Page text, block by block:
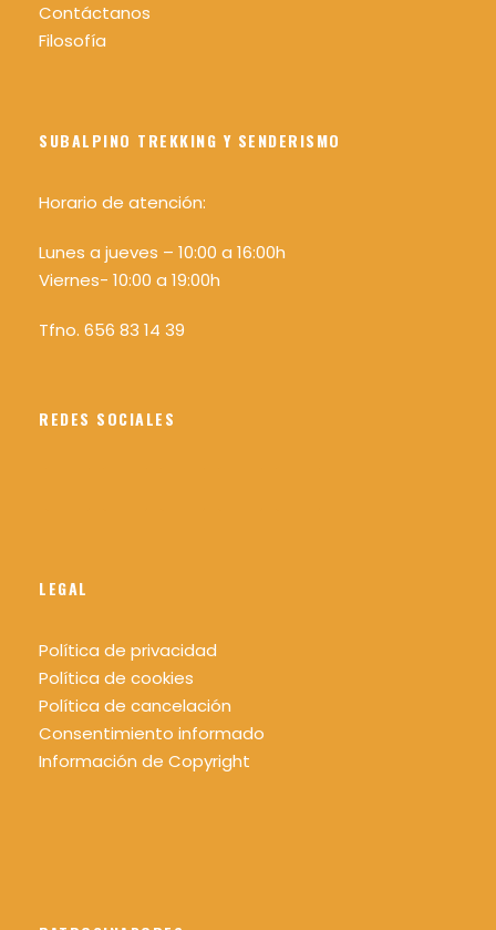
Contáctanos
Filosofía
SUBALPINO TREKKING Y SENDERISMO
Horario de atención:
Lunes a jueves – 10:00 a 16:00h
Viernes- 10:00 a 19:00h
Tfno. 656 83 14 39
REDES SOCIALES
LEGAL
Política de privacidad
Política de cookies
Política de cancelación
Consentimiento informado
Información de Copyright